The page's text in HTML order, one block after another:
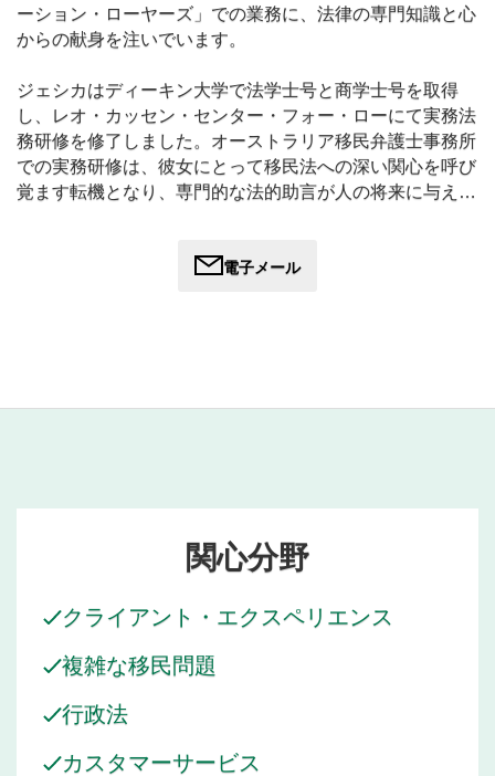
ーション・ローヤーズ」での業務に、法律の専門知識と心
からの献身を注いでいます。
ジェシカはディーキン大学で法学士号と商学士号を取得
し、レオ・カッセン・センター・フォー・ローにて実務法
務研修を修了しました。オーストラリア移民弁護士事務所
での実務研修は、彼女にとって移民法への深い関心を呼び
覚ます転機となり、専門的な法的助言が人の将来に与え
専門知識と思いやりをもって、個人や家族がオーストラリ
アの移民制度を円滑に進められるよう支援するという自身
ます。
仕事以外では、ジェシカは旅行が好きで、新しい文化に触
れることに没頭しています。
電子メール
関心分野
クライアント・エクスペリエンス
複雑な移民問題
行政法
カスタマーサービス